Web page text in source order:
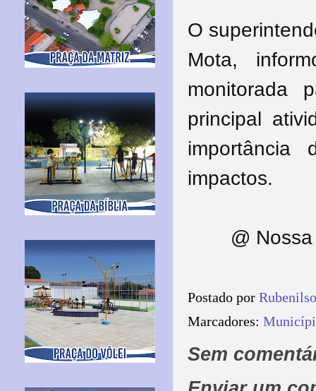
O
Mota,
monitorada
principal
importância
impactos.
@
Postado por
Marcadores:
Sem